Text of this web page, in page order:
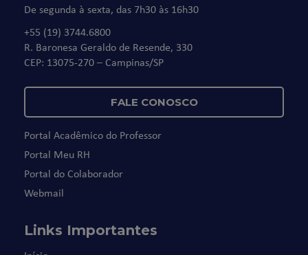
De segunda à sexta, das 7h30 às 16h30
+55 (19) 3744.6800
R. Baronesa Geraldo de Resende, 330
CEP: 13075-270 – Campinas/SP
FALE CONOSCO
Portal Acadêmico do Professor
Portal Meu RH
Portal do Colaborador
Webmail
Links Importantes